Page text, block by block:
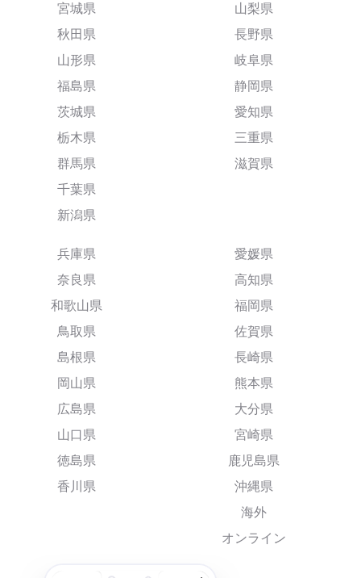
宮城県
秋田県
山形県
福島県
茨城県
栃木県
群馬県
千葉県
新潟県
山梨県
長野県
岐阜県
静岡県
愛知県
三重県
滋賀県
兵庫県
奈良県
和歌山県
鳥取県
島根県
岡山県
広島県
山口県
徳島県
香川県
愛媛県
高知県
福岡県
佐賀県
長崎県
熊本県
大分県
宮崎県
鹿児島県
沖縄県
海外
オンライン